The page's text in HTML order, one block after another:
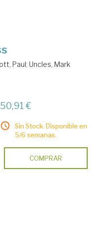
Paul; Uncles, Mark
50,91 €
Sin Stock. Disponible en
5/6 semanas.
COMPRAR